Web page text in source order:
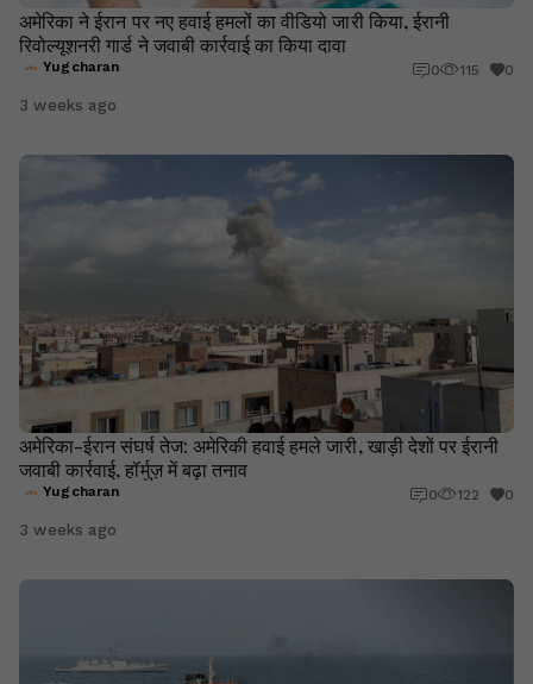
अमेरिका ने ईरान पर नए हवाई हमलों का वीडियो जारी किया, ईरानी
रिवोल्यूशनरी गार्ड ने जवाबी कार्रवाई का किया दावा
Yugcharan 0 115 0
3 weeks ago
अमेरिका-ईरान संघर्ष तेज: अमेरिकी हवाई हमले जारी, खाड़ी देशों पर ईरानी
जवाबी कार्रवाई, हॉर्मुज़ में बढ़ा तनाव
Yugcharan 0 122 0
3 weeks ago